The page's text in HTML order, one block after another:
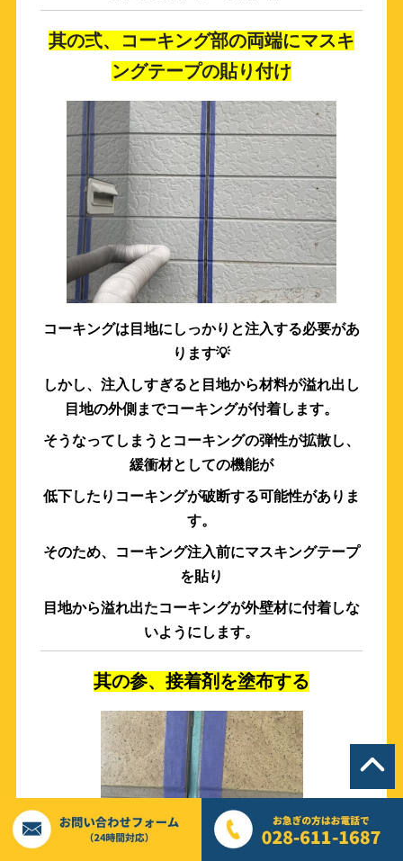
其の弍、コーキング部の両端にマスキ
ングテープの貼り付け
コーキングは目地にしっかりと注入する必要があ
ります💡
しかし、注入しすぎると目地から材料が溢れ出し
目地の外側までコーキングが付着します。
そうなってしまうとコーキングの弾性が拡散し、
緩衝材としての機能が
低下したりコーキングが破断する可能性がありま
す。
そのため、コーキング注入前にマスキングテープ
を貼り
目地から溢れ出たコーキングが外壁材に付着しな
いようにします。
其の参、接着剤を塗布する